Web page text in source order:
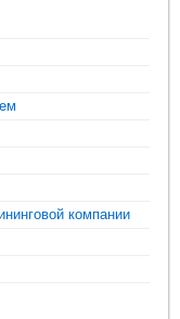
компании